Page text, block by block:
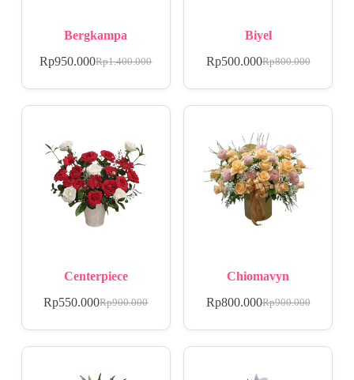
Bergkampa
Rp1.400.000
Rp950.000
Biyel
Rp800.000
Rp500.000
Centerpiece
Rp900.000
Rp550.000
Chiomavyn
Rp900.000
Rp800.000